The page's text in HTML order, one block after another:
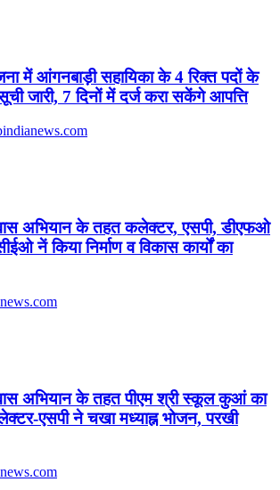
में आंगनबाड़ी सहायिका के 4 रिक्‍त पदों के
जारी, 7 दिनों में दर्ज करा सकेंगे आपत्ति
अभियान के तहत कलेक्टर, एसपी, डीएफओ
नें किया निर्माण व विकास कार्यों का
अभियान के तहत पीएम श्री स्कूल कुआं का
एसपी ने चखा मध्याह्न भोजन, परखी